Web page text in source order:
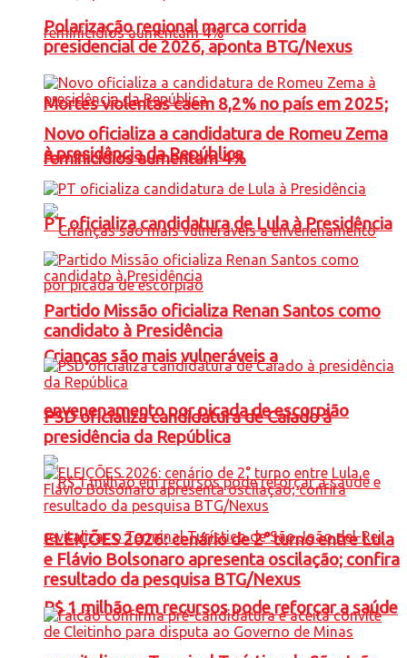
Mortes violentas caem 8,2% no país em 2025;
feminicídios aumentam 4%
Crianças são mais vulneráveis a
envenenamento por picada de escorpião
R$ 1 milhão em recursos pode reforçar a saúde
Polarização regional marca corrida
presidencial de 2026, aponta BTG/Nexus
Novo oficializa a candidatura de Romeu Zema
à presidência da República
PT oficializa candidatura de Lula à Presidência
Partido Missão oficializa Renan Santos como
candidato à Presidência
PSD oficializa candidatura de Caiado à
presidência da República
ELEIÇÕES 2026: cenário de 2° turno entre Lula
e Flávio Bolsonaro apresenta oscilação; confira
resultado da pesquisa BTG/Nexus